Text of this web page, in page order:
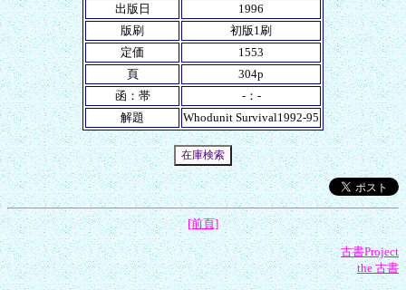
出版日
1996
版刷
初版1刷
定価
1553
頁
304p
函：帯
-：-
解題
Whodunit Survival1992-95
[前頁]
古書Project
the 古書